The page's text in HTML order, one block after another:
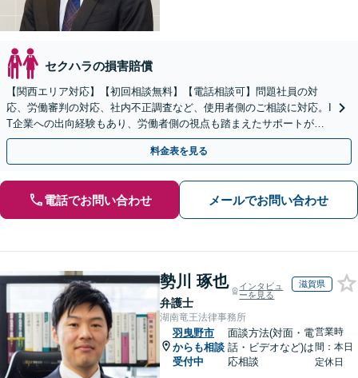
セクハラの損害賠償
【関西エリア対応】【初回相談無料】【電話相談可】問題社員の対
応、労働審判の対応、社内不正調査など、使用者側のご相談に対応。I
T企業への出向経験もあり、労働者側の視点も踏まえたサポートが可
能です。お気軽にご相談ください。【夜間・土日相談可】
料金表を見る
電話でお問い合わせ メールでお問い合わせ
勢川 琢也
弁護士
インタビュ
ーを見る
滋賀県
湖南竜王法律事務所
羽曳野市
からも相談
受付中
面談方法(対面・電
話・ビデオなど)は
応相談
営業時
間：本日
定休日